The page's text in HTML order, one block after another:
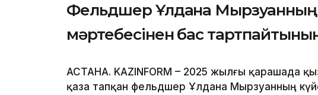
Фельдшер Ұлдана Мырзуанның
мәртебесінен бас
АСТАНА. KAZINFORM – 2025 жылғы қарашада
қаза тапқан фельдшер Ұлдана Мырзуанның